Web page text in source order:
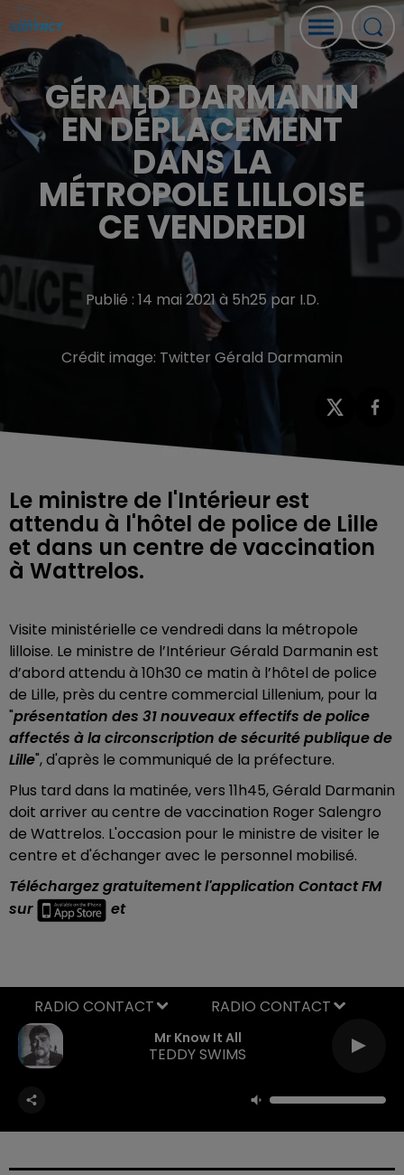
GÉRALD DARMANIN
EN DÉPLACEMENT
DANS LA
MÉTROPOLE LILLOISE
CE VENDREDI
Publié : 14 mai 2021 à 5h25 par I.D.
Crédit image: Twitter Gérald Darmamin
Le ministre de l'Intérieur est
attendu à l'hôtel de police de Lille
et dans un centre de vaccination
à Wattrelos.
Visite ministérielle ce vendredi dans la métropole
lilloise. Le ministre de l’Intérieur Gérald Darmanin est
d’abord attendu à 10h30 ce matin à l’hôtel de police
de Lille, près du centre commercial Lillenium, pour la
"présentation des 31 nouveaux effectifs de police
affectés à la circonscription de sécurité publique de
Lille", d'après le communiqué de la préfecture.
Plus tard dans la matinée, vers 11h45, Gérald Darmanin
doit arriver au centre de vaccination Roger Salengro
de Wattrelos. L'occasion pour le ministre de visiter le
centre et d'échanger avec le personnel mobilisé.
Téléchargez gratuitement l'application Contact FM
sur
et
Mr Know It All
TEDDY SWIMS
RADIO CONTACT